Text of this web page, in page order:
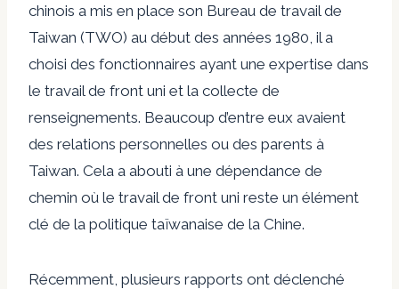
chinois a mis en place son Bureau de travail de
Taiwan (TWO) au début des années 1980, il a
choisi des fonctionnaires ayant une expertise dans
le travail de front uni et la collecte de
renseignements. Beaucoup d’entre eux avaient
des relations personnelles ou des parents à
Taiwan. Cela a abouti à une dépendance de
chemin où le travail de front uni reste un élément
clé de la politique taïwanaise de la Chine.
Récemment, plusieurs rapports ont déclenché